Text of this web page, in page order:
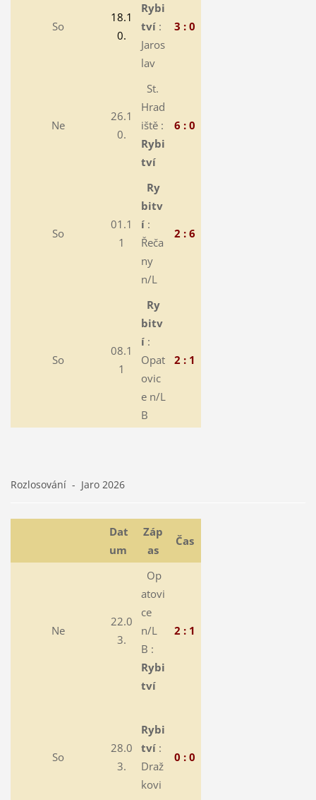
So
18.1
0.
Rybi
tví:
Jaros
lav
3 : 0
Ne
26.1
0.
St.
Hrad
iště :
Rybi
tví
6 : 0
So
01.1
1
Ry
bitv
í:
Řeča
ny
n/L
2 : 6
So
08.1
1
Ry
bitv
í:
Opat
ovic
e n/L
B
2 : 1
Rozlosování - Jaro 2026
Dat
um
Záp
as
Čas
Ne
22.0
3.
Op
atovi
ce
n/L
B :
Rybi
tví
2 : 1
So
28.0
3.
Rybi
tví:
Draž
kovi
0 : 0